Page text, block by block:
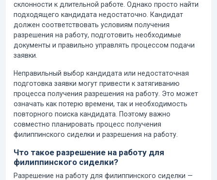
склонности к длительной работе. Однако просто найти
подходящего кандидата недостаточно. Кандидат
должен соответствовать условиям получения
разрешения на работу, подготовить необходимые
документы и правильно управлять процессом подачи
заявки.
Неправильный выбор кандидата или недостаточная
подготовка заявки могут привести к затягиванию
процесса получения разрешения на работу. Это может
означать как потерю времени, так и необходимость
повторного поиска кандидата. Поэтому важно
совместно планировать процесс получения
филиппинского сиделки и разрешения на работу.
Что такое разрешение на работу для
филиппинского сиделки?
Разрешение на работу для филиппинского сиделки —